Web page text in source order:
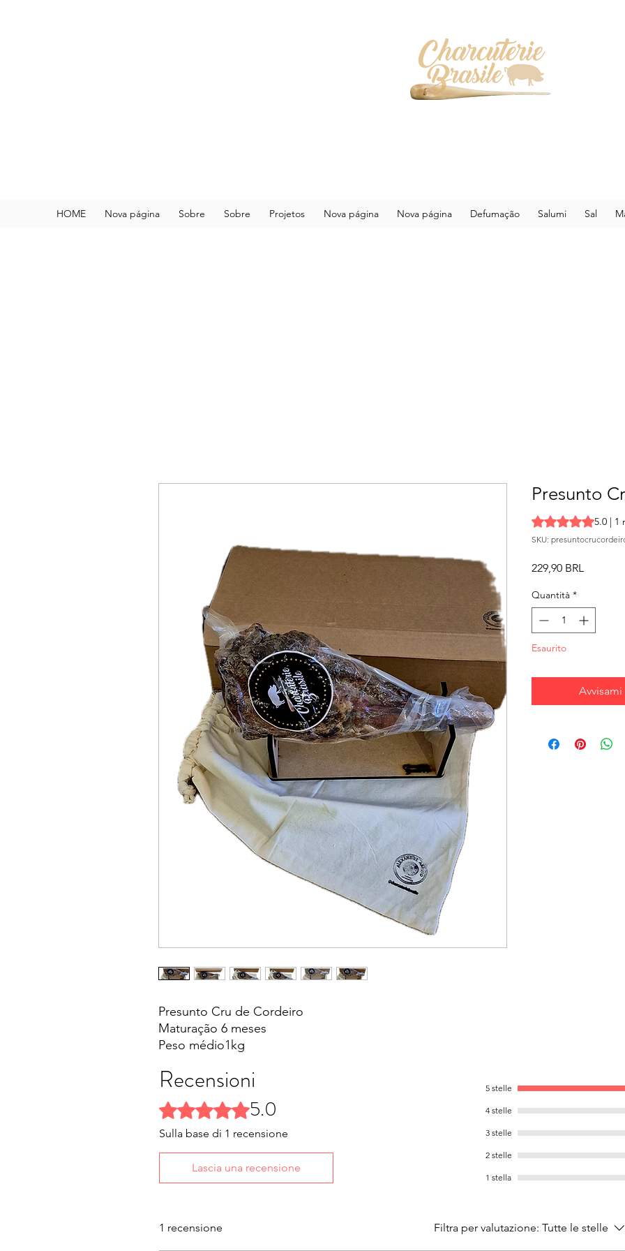
HOME Nova página Sobre Sobre Projetos Nova página Nova página Defumação Salumi Sal
Presunto Cru de Cordeiro
Maturação 6 meses
Peso médio1kg
Acompanha Suporte
Presunto
Sulla base di 15.0 | 1
SKU:
229,90 BRL
Quantità *
Esaurito
Recensioni
Valutazione 5 stelle su 5.
5.0
Sulla base di 1 recensione
Lascia una recensione
5 stelle
4 stelle
3 stelle
2 stelle
1 stella
1 recensione Filtra per valutazione: Tutte le stelle